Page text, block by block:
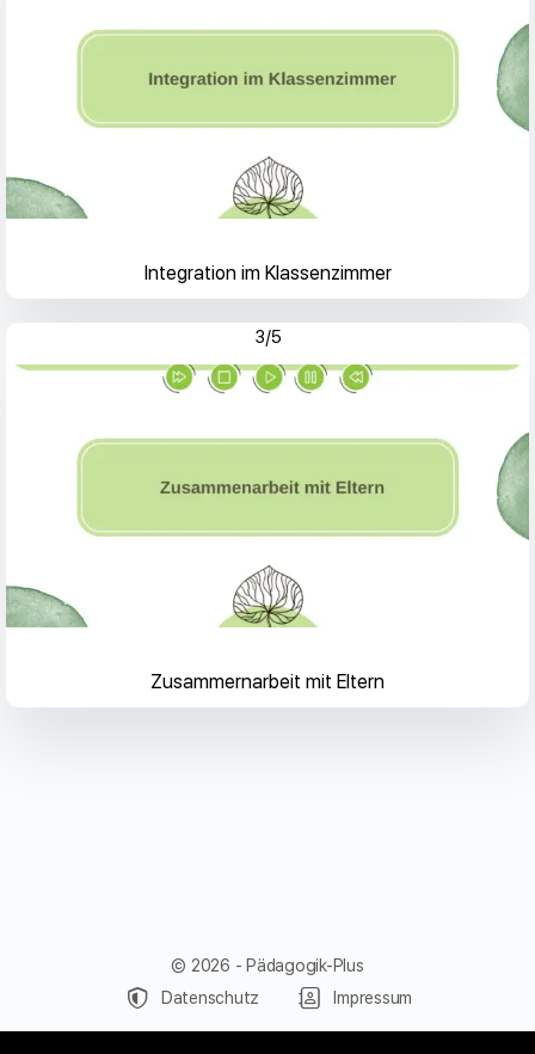
Integration im Klassenzimmer
3/5
Zusammernarbeit mit Eltern
© 2026 - Pädagogik-Plus
Datenschutz
Impressum